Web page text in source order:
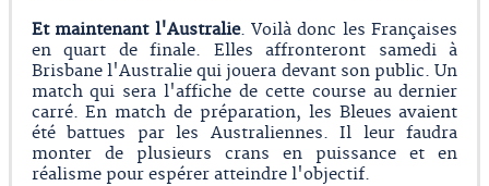
Et maintenant l'Australie. Voilà donc les Françaises
en quart de finale. Elles affronteront samedi à
Brisbane l'Australie qui jouera devant son public. Un
match qui sera l'affiche de cette course au dernier
carré. En match de préparation, les Bleues avaient
été battues par les Australiennes. Il leur faudra
monter de plusieurs crans en puissance et en
réalisme pour espérer atteindre l'objectif.